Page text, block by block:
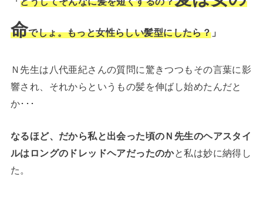
命でしょ。もっと女性らしい髪型にしたら？ 」
Ｎ先生は八代亜紀さんの質問に驚きつつもその言葉に影
響され、それからというもの髪を伸ばし始めたんだと
か･･･
なるほど、だから私と出会った頃のＮ先生のヘアスタイ
ルはロングのドレッドヘアだったのかと私は妙に納得し
た。